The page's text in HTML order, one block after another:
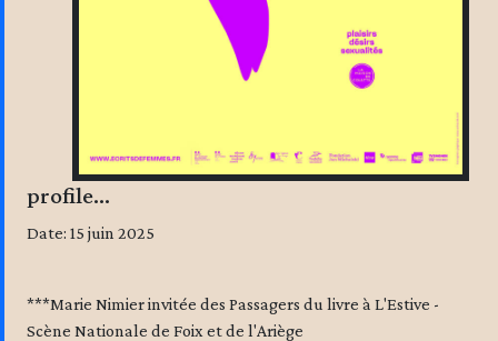
profile...
Date: 15 juin 2025
***Marie Nimier invitée des Passagers du livre à L'Estive -
Scène Nationale de Foix et de l'Ariège